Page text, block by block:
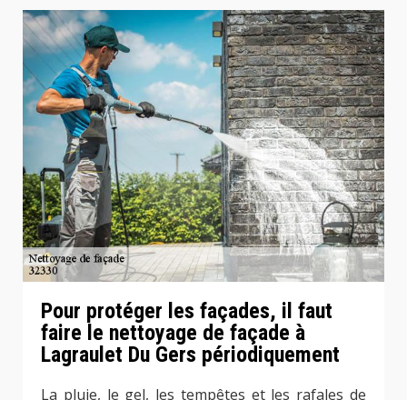
Pour protéger les façades, il faut
faire le nettoyage de façade à
Lagraulet Du Gers périodiquement
La pluie, le gel, les tempêtes et les rafales de